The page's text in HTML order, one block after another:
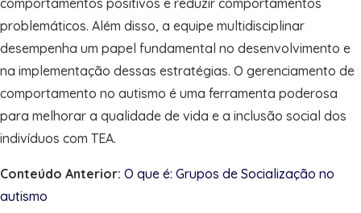
problemáticos. Além disso, a equipe multidisciplinar
desempenha um papel fundamental no desenvolvimento e
na implementação dessas estratégias. O gerenciamento de
comportamento no autismo é uma ferramenta poderosa
para melhorar a qualidade de vida e a inclusão social dos
indivíduos com TEA.
Conteúdo Anterior: O que é: Grupos de Socialização no
autismo